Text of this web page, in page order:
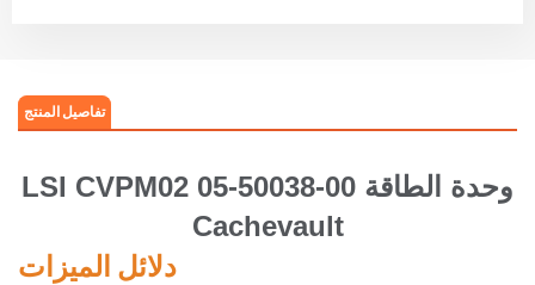
تفاصيل المنتج
LSI CVPM02 05-50038-00 وحدة الطاقة
Cachevault
دلائل الميزات